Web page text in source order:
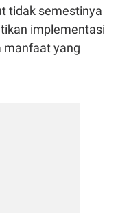
tidak semestinya
implementasi
manfaat yang